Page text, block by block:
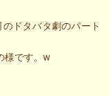
ドタバタ劇のパート
様です。w